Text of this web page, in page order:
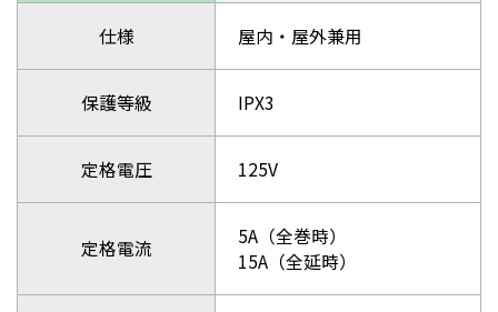
仕様 屋内・屋外兼用
保護等級 IPX3
定格電圧 125V
定格電流
5A（全巻時）
15A（全延時）